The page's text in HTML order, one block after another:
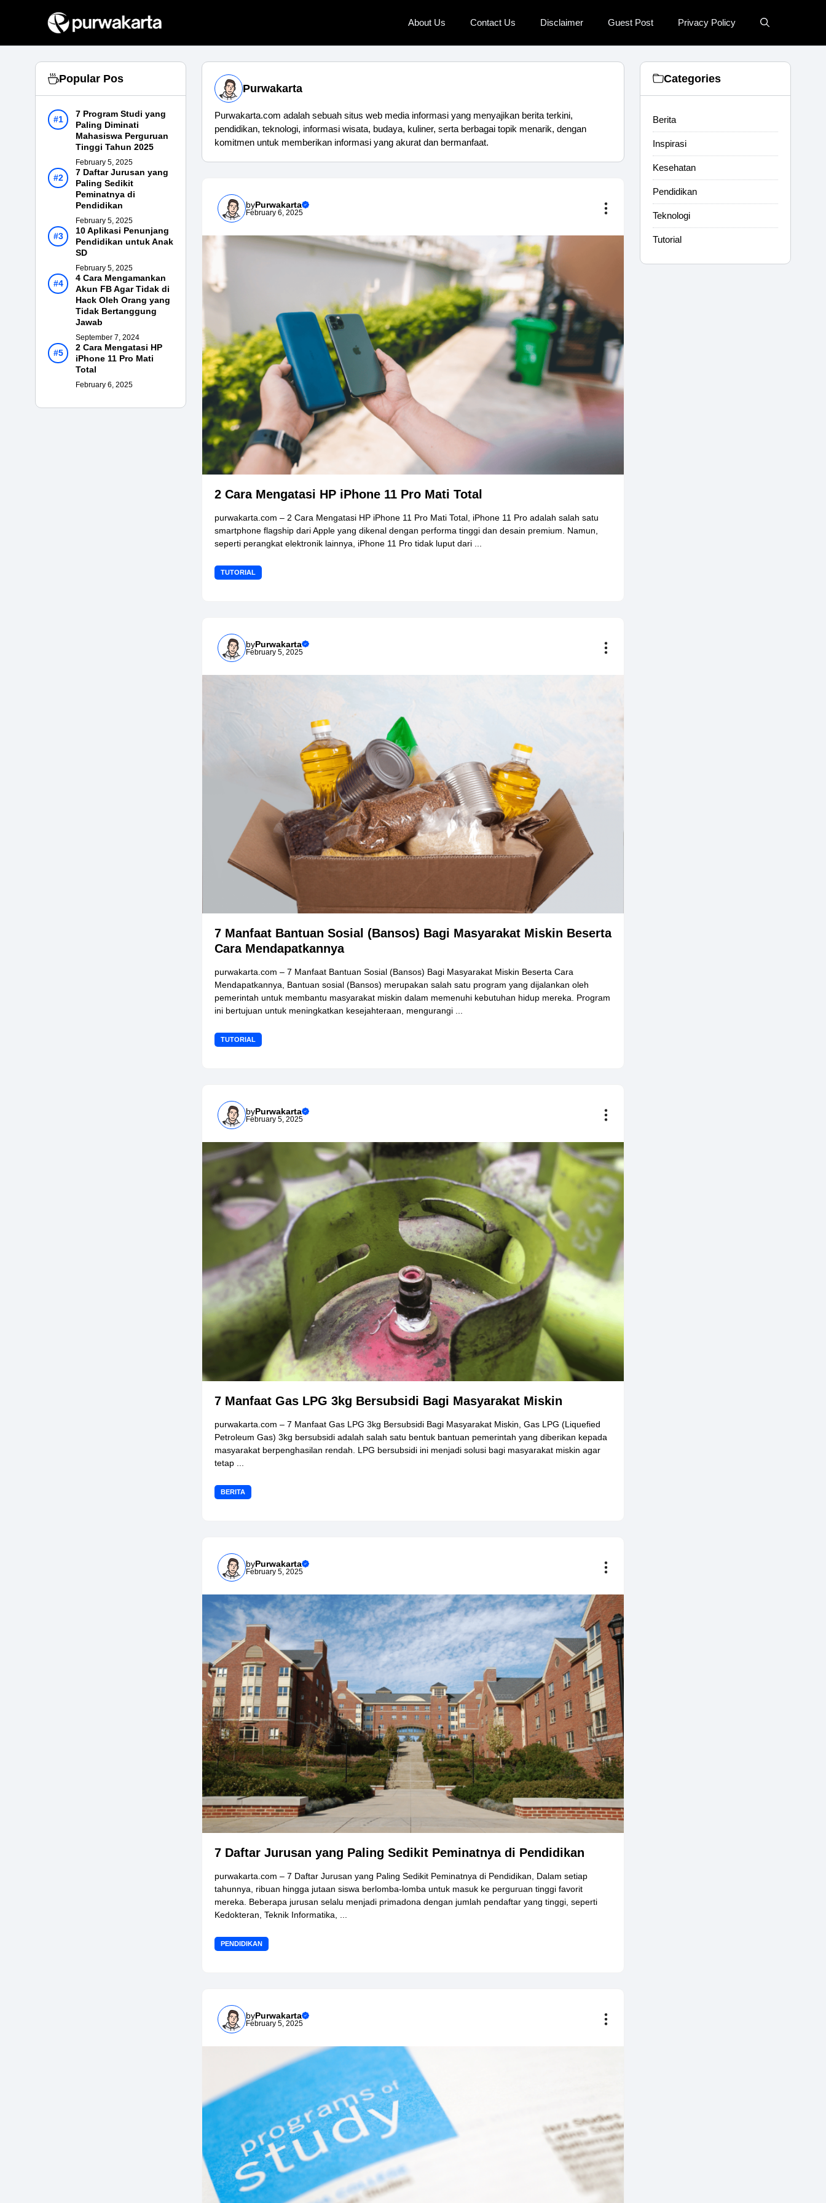
About Us Contact Us Disclaimer Guest Post Privacy Policy
Purwakarta
Purwakarta.com adalah sebuah situs web media informasi yang menyajikan berita terkini,
pendidikan, teknologi, informasi wisata, budaya, kuliner, serta berbagai topik menarik, dengan
komitmen untuk memberikan informasi yang akurat dan bermanfaat.
byPurwakarta
February 6, 2025
2 Cara Mengatasi HP iPhone 11 Pro Mati Total
purwakarta.com – 2 Cara Mengatasi HP iPhone 11 Pro Mati Total, iPhone 11 Pro adalah salah satu
smartphone flagship dari Apple yang dikenal dengan performa tinggi dan desain premium. Namun,
seperti perangkat elektronik lainnya, iPhone 11 Pro tidak luput dari ...
TUTORIAL
byPurwakarta
February 5, 2025
7 Manfaat Bantuan Sosial (Bansos) Bagi Masyarakat Miskin Beserta
Cara Mendapatkannya
purwakarta.com – 7 Manfaat Bantuan Sosial (Bansos) Bagi Masyarakat Miskin Beserta Cara
Mendapatkannya, Bantuan sosial (Bansos) merupakan salah satu program yang dijalankan oleh
pemerintah untuk membantu masyarakat miskin dalam memenuhi kebutuhan hidup mereka. Program
ini bertujuan untuk meningkatkan kesejahteraan, mengurangi ...
TUTORIAL
byPurwakarta
February 5, 2025
7 Manfaat Gas LPG 3kg Bersubsidi Bagi Masyarakat Miskin
purwakarta.com – 7 Manfaat Gas LPG 3kg Bersubsidi Bagi Masyarakat Miskin, Gas LPG (Liquefied
Petroleum Gas) 3kg bersubsidi adalah salah satu bentuk bantuan pemerintah yang diberikan kepada
masyarakat berpenghasilan rendah. LPG bersubsidi ini menjadi solusi bagi masyarakat miskin agar
tetap ...
BERITA
byPurwakarta
February 5, 2025
7 Daftar Jurusan yang Paling Sedikit Peminatnya di Pendidikan
purwakarta.com – 7 Daftar Jurusan yang Paling Sedikit Peminatnya di Pendidikan, Dalam setiap
tahunnya, ribuan hingga jutaan siswa berlomba-lomba untuk masuk ke perguruan tinggi favorit
mereka. Beberapa jurusan selalu menjadi primadona dengan jumlah pendaftar yang tinggi, seperti
Kedokteran, Teknik Informatika, ...
PENDIDIKAN
byPurwakarta
February 5, 2025
Popular Pos
7 Program Studi yang
Paling Diminati
Mahasiswa Perguruan
Tinggi Tahun 2025
February 5, 2025
7 Daftar Jurusan yang
Paling Sedikit
Peminatnya di
Pendidikan
February 5, 2025
10 Aplikasi Penunjang
Pendidikan untuk Anak
SD
February 5, 2025
4 Cara Mengamankan
Akun FB Agar Tidak di
Hack Oleh Orang yang
Tidak Bertanggung
Jawab
September 7, 2024
2 Cara Mengatasi HP
iPhone 11 Pro Mati
Total
February 6, 2025
Categories
Berita
Inspirasi
Kesehatan
Pendidikan
Teknologi
Tutorial